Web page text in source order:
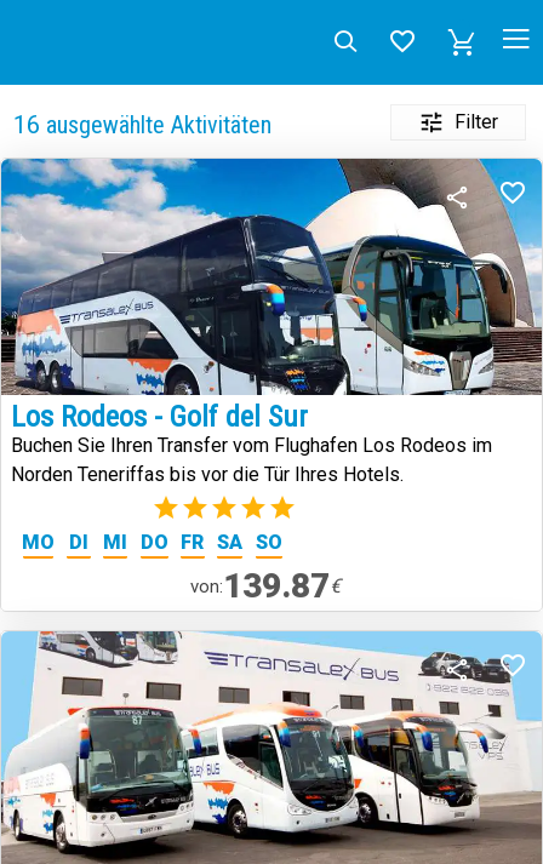
16 ausgewählte Aktivitäten Filter
Los Rodeos - Golf del Sur
Buchen Sie Ihren Transfer vom Flughafen Los Rodeos im
Norden Teneriffas bis vor die Tür Ihres Hotels.
(4)
MO DI MI DO FR SA SO
von:139.87€